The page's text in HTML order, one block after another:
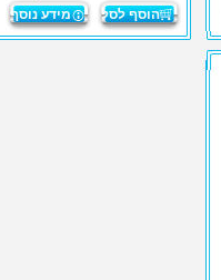
הוסף לסל מידע נוסף